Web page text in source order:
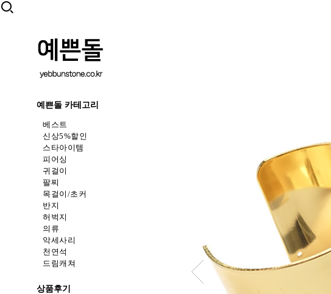
예쁜돌 카테고리
베스트
신상5%할인
스타아이템
피어싱
귀걸이
팔찌
목걸이/초커
반지
허벅지
의류
악세사리
천연석
드림캐쳐
상품후기